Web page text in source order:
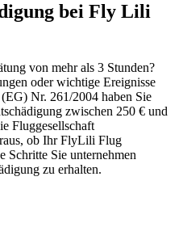
bei Fly Lili
von mehr als 3 Stunden?
oder wichtige Ereignisse
Nr. 261/2004 haben Sie
zwischen 250 € und
Fluggesellschaft
ob Ihr FlyLili Flug
Schritte Sie unternehmen
zu erhalten.